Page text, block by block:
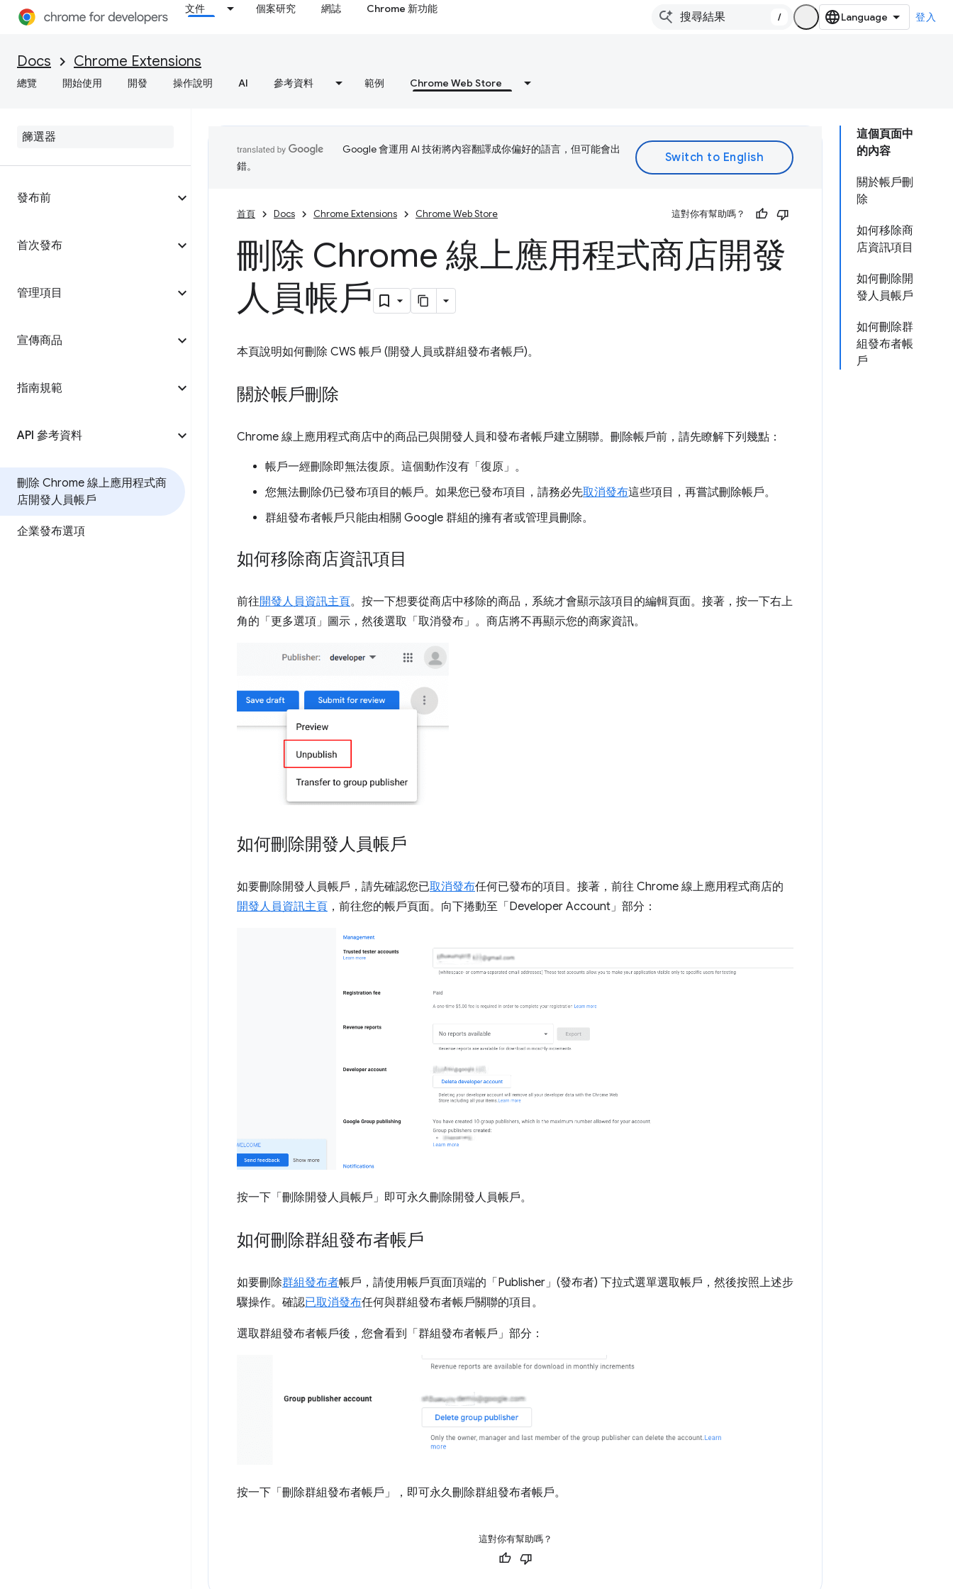
文件 個案研究 網誌 Chrome 新功能
/ 登入
Docs Chrome Extensions
總覽 開始使用 開發 操作說明 AI 參考資料 範例 Chrome Web Store
發布前
首次發布
管理項目
宣傳商品
指南規範
API 參考資料
刪除 Chrome 線上應用程式商
店開發人員帳戶
企業發布選項
這個頁面中
的內容
關於帳戶刪
除
如何移除商
店資訊項目
如何刪除開
發人員帳戶
如何刪除群
組發布者帳
戶
Google 會運用 AI 技術將內容翻譯成你偏好的語言，但可能會出
錯。
首頁 Docs Chrome Extensions Chrome Web Store 這對你有幫助嗎？
刪除 Chrome 線上應用程式商店開發
人員帳戶
本頁說明如何刪除 CWS 帳戶 (開發人員或群組發布者帳戶)。
關於帳戶刪除
Chrome 線上應用程式商店中的商品已與開發人員和發布者帳戶建立關聯。刪除帳戶前，請先瞭解下列幾點：
帳戶一經刪除即無法復原。這個動作沒有「復原」。
您無法刪除仍已發布項目的帳戶。如果您已發布項目，請務必先取消發布這些項目，再嘗試刪除帳戶。
群組發布者帳戶只能由相關 Google 群組的擁有者或管理員刪除。
如何移除商店資訊項目
前往開發人員資訊主頁。按一下想要從商店中移除的商品，系統才會顯示該項目的編輯頁面。接著，按一下右上
角的「更多選項」圖示，然後選取「取消發布」 。商店將不再顯示您的商家資訊。
如何刪除開發人員帳戶
如要刪除開發人員帳戶，請先確認您已取消發布任何已發布的項目。接著，前往 Chrome 線上應用程式商店的
開發人員資訊主頁 ，前往您的帳戶頁面。向下捲動至「Developer Account」 部分：
按一下「刪除開發人員帳戶」 即可永久刪除開發人員帳戶。
如何刪除群組發布者帳戶
如要刪除群組發布者帳戶，請使用帳戶頁面頂端的「Publisher」(發布者) 下拉式選單選取帳戶，然後按照上述步
驟操作。確認已取消發布任何與群組發布者帳戶關聯的項目。
選取群組發布者帳戶後，您會看到「群組發布者帳戶」 部分：
按一下「刪除群組發布者帳戶」 ，即可永久刪除群組發布者帳戶。
這對你有幫助嗎？